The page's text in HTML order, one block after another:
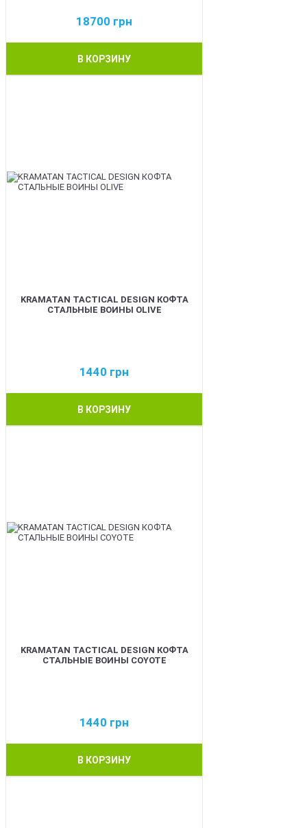
18700 грн
В КОРЗИНУ
KRAMATAN TACTICAL DESIGN КОФТА
СТАЛЬНЫЕ ВОИНЫ OLIVE
1440 грн
В КОРЗИНУ
KRAMATAN TACTICAL DESIGN КОФТА
СТАЛЬНЫЕ ВОИНЫ COYOTE
1440 грн
В КОРЗИНУ